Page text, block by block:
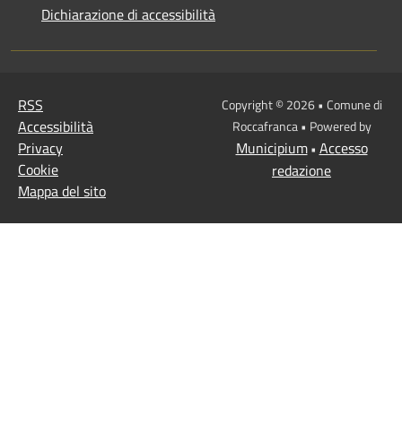
Dichiarazione di accessibilità
RSS
Accessibilità
Privacy
Cookie
Mappa del sito
Copyright © 2026 • Comune di
Roccafranca • Powered by
Municipium• Accesso
redazione